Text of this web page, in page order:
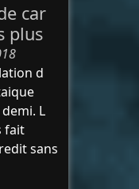
car
plus
d
L
fait
sans